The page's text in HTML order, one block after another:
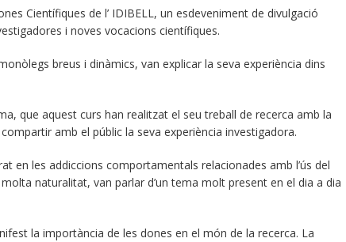
Científiques de l’ IDIBELL, un esdeveniment de divulgació
i noves vocacions científiques.
breus i dinàmics, van explicar la seva experiència dins
que aquest curs han realitzat el seu treball de recerca amb la
amb el públic la seva experiència investigadora.
en les addiccions comportamentals relacionades amb l’ús del
naturalitat, van parlar d’un tema molt present en el dia a dia
la importància de les dones en el món de la recerca. La